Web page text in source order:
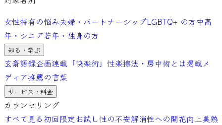
女性特有の悩み夫婦・パートナーシップLGBTQ+ の方中高
年・シニア若年・独身の方
知る・学ぶ
玄斎語録企画連載「快楽術」 性楽擦法・房中術とは掲載メ
ディア推薦の言葉
サービス・料金
カウンセリング
すべて見る 初回限定お試し性の不安解消性への開花向上美熟